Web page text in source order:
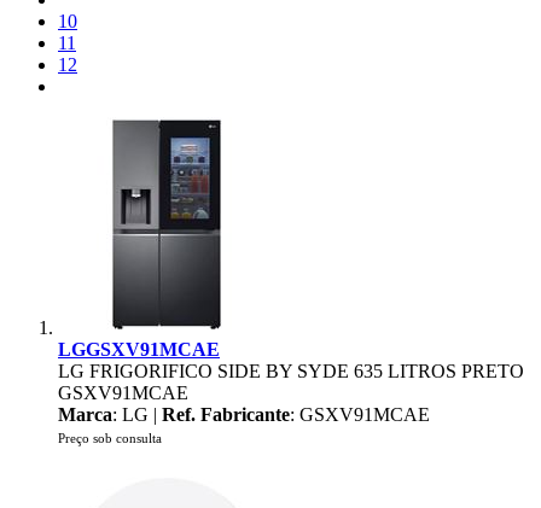
10
11
12
LGGSXV91MCAE
LG FRIGORIFICO SIDE BY SYDE 635 LITROS PRETO
GSXV91MCAE
Marca: LG | Ref. Fabricante: GSXV91MCAE
Preço sob consulta